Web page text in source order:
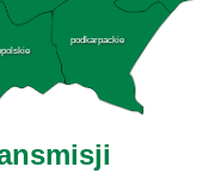
podkarpackie